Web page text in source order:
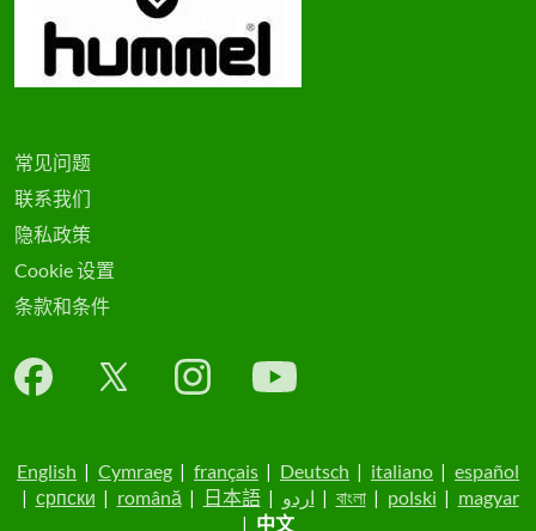
常见问题
联系我们
隐私政策
Cookie 设置
条款和条件
English | Cymraeg | français | Deutsch | italiano | español
| српски | română | 日本語| اردو | বাংলা| polski | magyar
| 中文